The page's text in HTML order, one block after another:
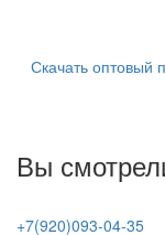
Скачать оптовый
Вы
+7(920)093-04-35